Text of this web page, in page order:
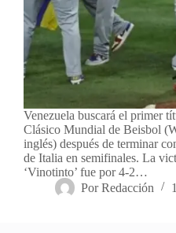
Venezuela buscará el primer
Clásico Mundial de Beisbol
inglés) después de terminar
de Italia en semifinales. La
‘Vinotinto’ fue por 4-2…
Por Redacción